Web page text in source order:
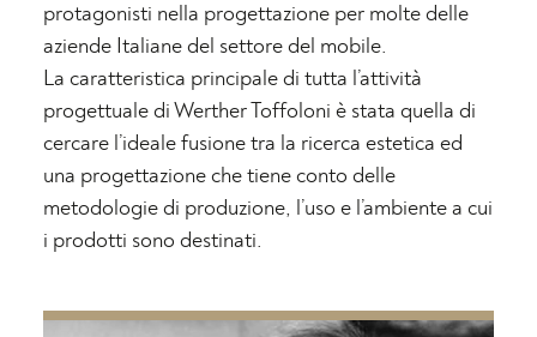
protagonisti nella progettazione per molte delle
aziende Italiane del settore del mobile.
La caratteristica principale di tutta l’attività
progettuale di Werther Toffoloni è stata quella di
cercare l’ideale fusione tra la ricerca estetica ed
una progettazione che tiene conto delle
metodologie di produzione, l’uso e l’ambiente a cui
i prodotti sono destinati.